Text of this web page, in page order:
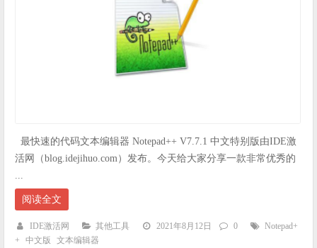
最快速的代码文本编辑器 Notepad++ V7.7.1 中文特别版由IDE激
活网（blog.idejihuo.com）发布。今天给大家分享一款非常优秀的
阅读全文
IDE激活网 其他工具 2021年8月12日 0
Notepad+
+
中文版 文本编辑器